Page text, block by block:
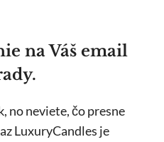
na Váš email
no neviete, čo presne
LuxuryCandles je